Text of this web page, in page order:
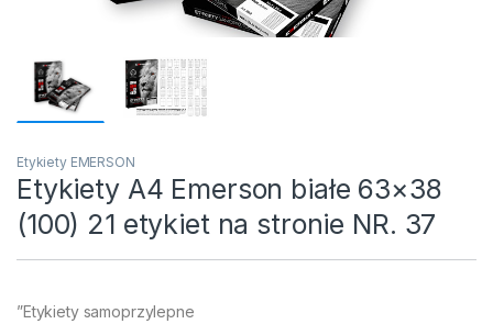
Etykiety EMERSON
Etykiety A4 Emerson białe 63×38
(100) 21 etykiet na stronie NR. 37
”Etykiety samoprzylepne